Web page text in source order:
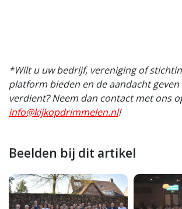
*Wilt u uw bedrijf, vereniging of
platform bieden en de aandacht geven
verdient? Neem dan contact met ons
info@kijkopdrimmelen.nl!
Beelden bij dit artikel